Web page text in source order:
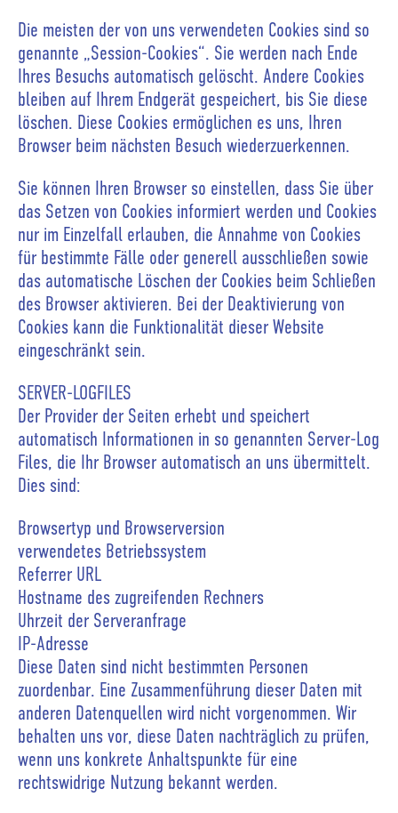
Die meisten der von uns verwendeten Cookies sind so
genannte „Session-Cookies“. Sie werden nach Ende
Ihres Besuchs automatisch gelöscht. Andere Cookies
bleiben auf Ihrem Endgerät gespeichert, bis Sie diese
löschen. Diese Cookies ermöglichen es uns, Ihren
Browser beim nächsten Besuch wiederzuerkennen.
Sie können Ihren Browser so einstellen, dass Sie über
das Setzen von Cookies informiert werden und Cookies
nur im Einzelfall erlauben, die Annahme von Cookies
für bestimmte Fälle oder generell ausschließen sowie
das automatische Löschen der Cookies beim Schließen
des Browser aktivieren. Bei der Deaktivierung von
Cookies kann die Funktionalität dieser Website
eingeschränkt sein.
SERVER-LOGFILES
Der Provider der Seiten erhebt und speichert
automatisch Informationen in so genannten Server-Log
Files, die Ihr Browser automatisch an uns übermittelt.
Dies sind:
Browsertyp und Browserversion
verwendetes Betriebssystem
Referrer URL
Hostname des zugreifenden Rechners
Uhrzeit der Serveranfrage
IP-Adresse
Diese Daten sind nicht bestimmten Personen
zuordenbar. Eine Zusammenführung dieser Daten mit
anderen Datenquellen wird nicht vorgenommen. Wir
behalten uns vor, diese Daten nachträglich zu prüfen,
wenn uns konkrete Anhaltspunkte für eine
rechtswidrige Nutzung bekannt werden.